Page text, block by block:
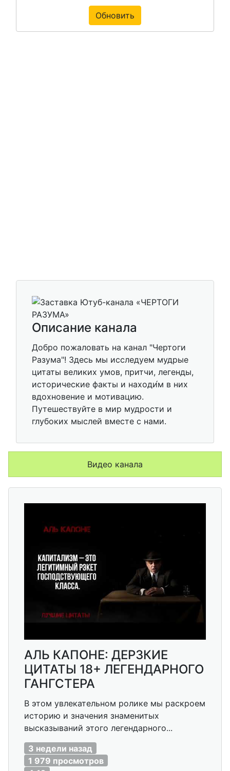
Обновить
Описание канала
Добро пожаловать на канал "Чертоги
Разума"! Здесь мы исследуем мудрые
цитаты великих умов, притчи, легенды,
исторические факты и находи́м в них
вдохновение и мотивацию.
Путешествуйте в мир мудрости и
глубоких мыслей вместе с нами.
Видео канала
АЛЬ КАПОНЕ: ДЕРЗКИЕ
ЦИТАТЫ 18+ ЛЕГЕНДАРНОГО
ГАНГСТЕРА
В этом увлекательном ролике мы раскроем
историю и значения знаменитых
высказываний этого легендарного...
3 недели назад
1 979 просмотров